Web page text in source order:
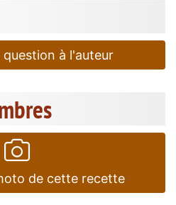
question à l'auteur
de cette recette